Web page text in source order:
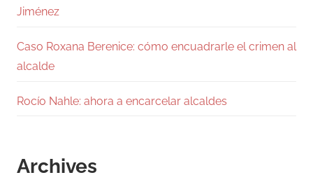
Jiménez
Caso Roxana Berenice: cómo encuadrarle el crimen al
alcalde
Rocío Nahle: ahora a encarcelar alcaldes
Archives